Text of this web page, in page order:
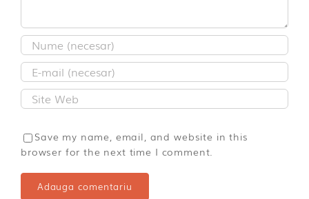
Save my name, email, and website in this
browser for the next time I comment.